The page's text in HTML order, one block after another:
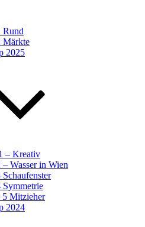
Rund
Märkte
2025
– Kreativ
Wasser in Wien
Symmetrie
5 Mitzieher
2024